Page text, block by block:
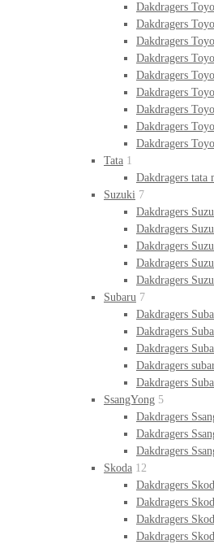
Dakdragers
Dakdragers
Dakdragers
Dakdragers
Dakdragers
Dakdragers
Dakdragers
Dakdragers
Dakdragers
Tata 1
Dakdragers tata
Suzuki 7
Dakdragers
Dakdragers
Dakdragers
Dakdragers
Dakdragers
Subaru 7
Dakdragers
Dakdragers
Dakdragers
Dakdragers
Dakdragers
SsangYong 5
Dakdragers
Dakdragers
Dakdragers
Skoda 12
Dakdragers
Dakdragers
Dakdragers
Dakdragers